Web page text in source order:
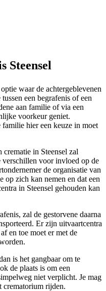
Steensel
waar de achtergeblevenen
een begrafenis of een
aan familie of via een
voorkeur geniet.
hier een keuze in moet
crematie in Steensel zal
voor invloed op de
de organisatie van
op zich kan nemen en dat een
in Steensel gehouden kan
zal de gestorvene daarna
Er zijn uitvaartcentra
en toe moet er met de
is het gangbaar om te
de plaats is om een
niet verplicht. Je mag
crematorium rijden.